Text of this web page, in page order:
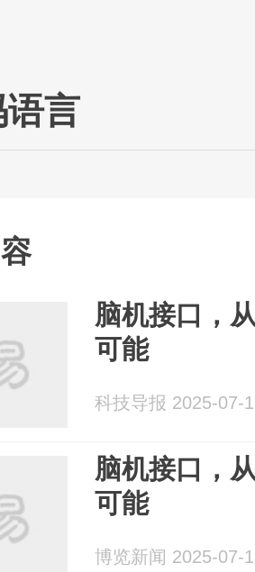
言
脑机接口，
可能
科技导报 2025-07-
脑机接口，
可能
博览新闻 2025-07-